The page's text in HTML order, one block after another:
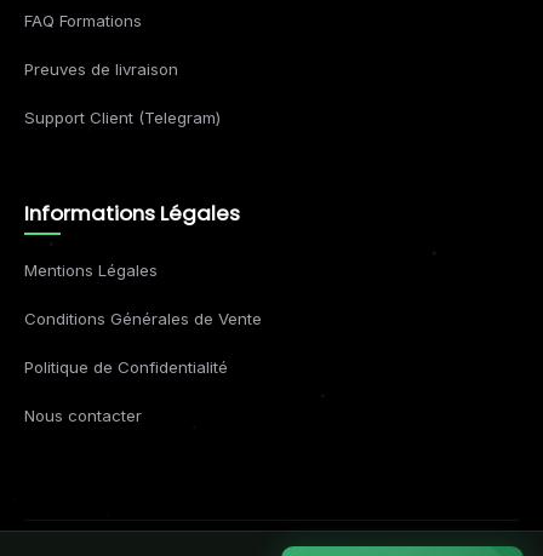
FAQ Formations
Preuves de livraison
Support Client (Telegram)
Informations Légales
Mentions Légales
Conditions Générales de Vente
Politique de Confidentialité
Nous contacter